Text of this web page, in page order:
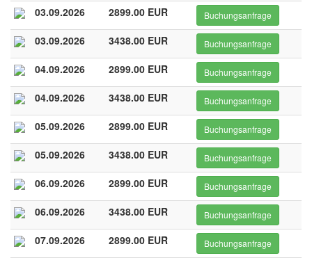
03.09.2026 2899.00 EUR Buchungsanfrage
03.09.2026 3438.00 EUR Buchungsanfrage
04.09.2026 2899.00 EUR Buchungsanfrage
04.09.2026 3438.00 EUR Buchungsanfrage
05.09.2026 2899.00 EUR Buchungsanfrage
05.09.2026 3438.00 EUR Buchungsanfrage
06.09.2026 2899.00 EUR Buchungsanfrage
06.09.2026 3438.00 EUR Buchungsanfrage
07.09.2026 2899.00 EUR Buchungsanfrage